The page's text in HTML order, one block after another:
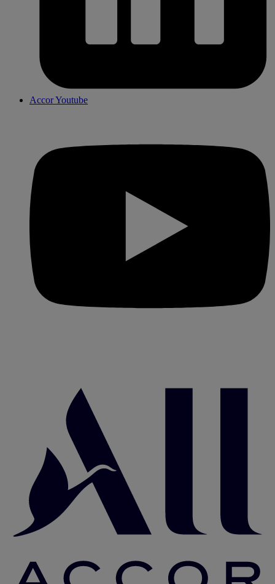
Accor Youtube